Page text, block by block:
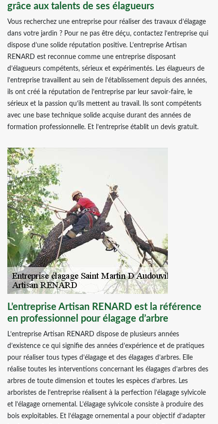
grâce aux talents de ses élagueurs
Vous recherchez une entreprise pour réaliser des travaux d’élagage
dans votre jardin ? Pour ne pas être déçu, contactez l’entreprise qui
dispose d’une solide réputation positive. L’entreprise Artisan
RENARD est reconnue comme une entreprise disposant
d’élagueurs compétents, sérieux et expérimentés. Les élagueurs de
l’entreprise travaillent au sein de l’établissement depuis des années,
ils ont créé la réputation de l’entreprise par leur savoir-faire, le
sérieux et la passion qu’ils mettent au travail. Ils sont compétents
avec une base technique solide acquise durant des années de
formation professionnelle. Et l’entreprise établit un devis gratuit.
L’entreprise Artisan RENARD est la référence
en professionnel pour élagage d’arbre
L’entreprise Artisan RENARD dispose de plusieurs années
d’existence ce qui signifie des années d’expérience et de pratiques
pour réaliser tous types d’élagage et des élagages d’arbres. Elle
réalise toutes les interventions concernant les élagages d’arbres des
arbres de toute dimension et toutes les espèces d’arbres. Les
arboristes de l’entreprise réalisent à la perfection l’élagage sylvicole
et l’élagage ornemental. L’élagage sylvicole consiste à produire des
bois exploitables. Et l’élagage ornemental a pour objectif d’adapter